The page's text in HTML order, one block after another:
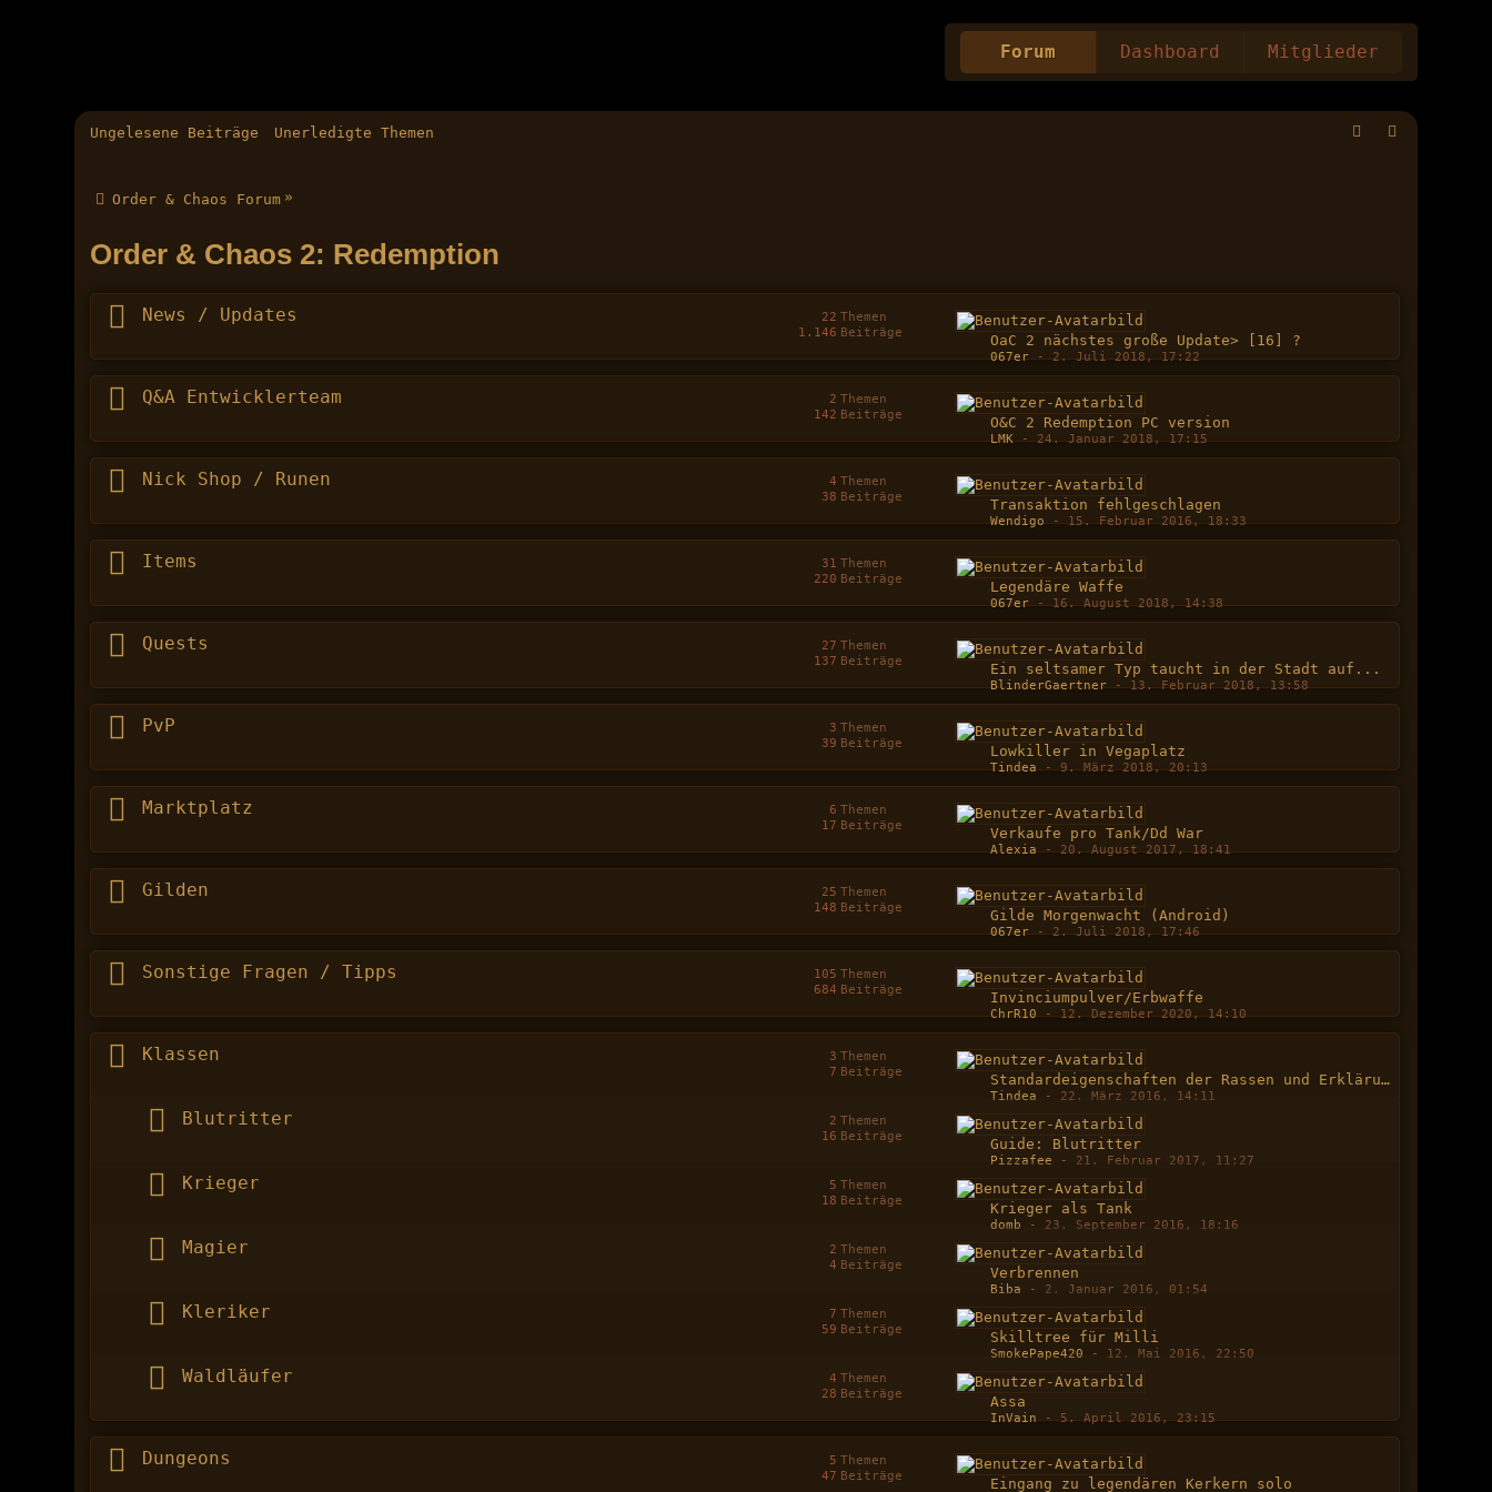
Forum Dashboard Mitglieder
Ungelesene Beiträge Unerledigte Themen
Order & Chaos Forum »
Order & Chaos 2: Redemption
News / Updates Themen
22
Beiträge
1.146 OaC 2 nächstes große Update> [16] ?
067er-2. Juli 2018, 17:22
Q&A Entwicklerteam Themen
2
Beiträge
142 O&C 2 Redemption PC version
LMK-24. Januar 2018, 17:15
Nick Shop / Runen Themen
4
Beiträge
38 Transaktion fehlgeschlagen
Wendigo-15. Februar 2016, 18:33
Items Themen
31
Beiträge
220 Legendäre Waffe
067er-16. August 2018, 14:38
Quests Themen
27
Beiträge
137 Ein seltsamer Typ taucht in der Stadt auf...
BlinderGaertner-13. Februar 2018, 13:58
PvP Themen
3
Beiträge
39 Lowkiller in Vegaplatz
Tindea-9. März 2018, 20:13
Marktplatz Themen
6
Beiträge
17 Verkaufe pro Tank/Dd War
Alexia-20. August 2017, 18:41
Gilden Themen
25
Beiträge
148 Gilde Morgenwacht (Android)
067er-2. Juli 2018, 17:46
Sonstige Fragen / Tipps Themen
105
Beiträge
684 Invinciumpulver/Erbwaffe
ChrR10-12. Dezember 2020, 14:10
Klassen Themen
3
Beiträge
7 Standardeigenschaften der Rassen und Erklärung der Attribute
Tindea - 22. März 2016, 14:11
Blutritter Themen
2
Beiträge
16 Guide: Blutritter
Pizzafee - 21. Februar 2017, 11:27
Krieger Themen
5
Beiträge
18 Krieger als Tank
domb - 23. September 2016, 18:16
Magier Themen
2
Beiträge
4 Verbrennen
Biba - 2. Januar 2016, 01:54
Kleriker Themen
7
Beiträge
59 Skilltree für Milli
SmokePape420 - 12. Mai 2016, 22:50
Waldläufer Themen
4
Beiträge
28 Assa
InVain-5. April 2016, 23:15
Dungeons Themen
5
Beiträge
47 Eingang zu legendären Kerkern solo